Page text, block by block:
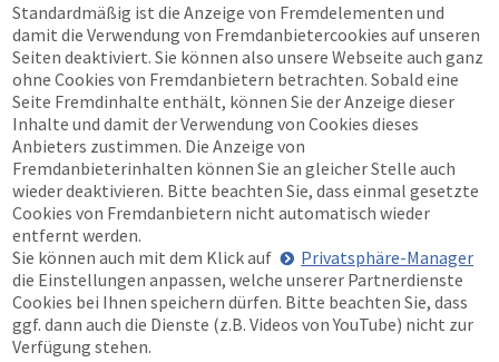
Standardmäßig ist die Anzeige von Fremdelementen und
damit die Verwendung von Fremdanbietercookies auf unseren
Seiten deaktiviert. Sie können also unsere Webseite auch ganz
ohne Cookies von Fremdanbietern betrachten. Sobald eine
Seite Fremdinhalte enthält, können Sie der Anzeige dieser
Inhalte und damit der Verwendung von Cookies dieses
Anbieters zustimmen. Die Anzeige von
Fremdanbieterinhalten können Sie an gleicher Stelle auch
wieder deaktivieren. Bitte beachten Sie, dass einmal gesetzte
Cookies von Fremdanbietern nicht automatisch wieder
entfernt werden.
Sie können auch mit dem Klick auf
Privatsphäre-Manager
die Einstellungen anpassen, welche unserer Partnerdienste
Cookies bei Ihnen speichern dürfen. Bitte beachten Sie, dass
ggf. dann auch die Dienste (z.B. Videos von YouTube) nicht zur
Verfügung stehen.